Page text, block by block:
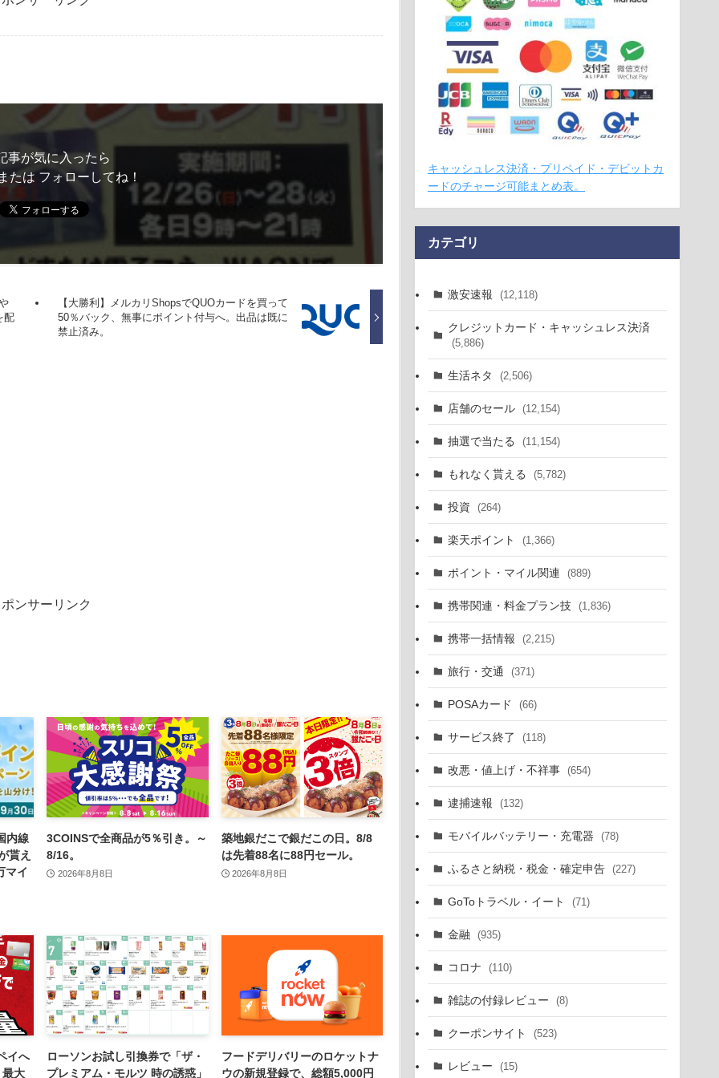
事が気に入ったら
たは フォローしてね！
配
【大勝利】メルカリShopsでQUOカードを買って
50％バック、無事にポイント付与へ。出品は既に
禁止済み。
ンサーリンク
内線
貰え
マイ
3COINSで全商品が5％引き。～
8/16。
2026年8月8日
築地銀だこで銀だこの日。8/8
は先着88名に88円セール。
2026年8月8日
イへ
大
ローソンお試し引換券で「ザ・
プレミアム・モルツ 時の誘惑」
フードデリバリーのロケットナ
ウの新規登録で、総額5,000円
キャッシュレス決済・プリペイド・デビットカ
ードのチャージ可能まとめ表。
カテゴリ
激安速報 (12,118)
クレジットカード・キャッシュレス決済
(5,886)
生活ネタ (2,506)
店舗のセール (12,154)
抽選で当たる (11,154)
もれなく貰える (5,782)
投資 (264)
楽天ポイント (1,366)
ポイント・マイル関連 (889)
携帯関連・料金プラン技 (1,836)
携帯一括情報 (2,215)
旅行・交通 (371)
POSAカード (66)
サービス終了 (118)
改悪・値上げ・不祥事 (654)
逮捕速報 (132)
モバイルバッテリー・充電器 (78)
ふるさと納税・税金・確定申告 (227)
GoToトラベル・イート (71)
金融 (935)
コロナ (110)
雑誌の付録レビュー (8)
クーポンサイト (523)
レビュー (15)